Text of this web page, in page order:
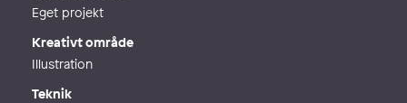
Eget projekt
Kreativt område
Illustration
Teknik